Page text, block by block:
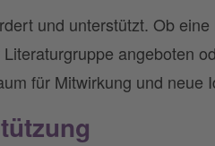
und unterstützt. Ob
angeboten
für Mitwirkung und neue